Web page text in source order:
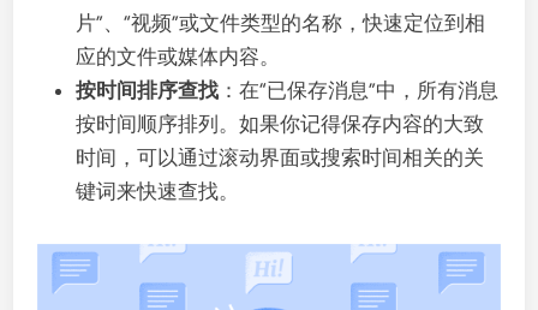
片”、“视频”或文件类型的名称，快速定位到相
应的文件或媒体内容。
按时间排序查找 ：在“已保存消息”中，所有消息
按时间顺序排列。如果你记得保存内容的大致
时间，可以通过滚动界面或搜索时间相关的关
键词来快速查找。